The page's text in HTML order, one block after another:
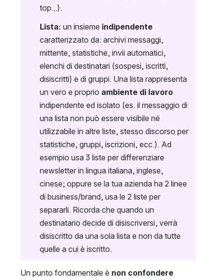
top...).
Lista: un insieme indipendente
caratterizzato da: archivi messaggi,
mittente, statistiche, invii automatici,
elenchi di destinatari (sospesi, iscritti,
disiscritti) e di gruppi. Una lista rappresenta
un vero e proprio ambiente di lavoro
indipendente ed isolato (es. il messaggio di
una lista non può essere visibile né
utilizzabile in altre liste, stesso discorso per
statistiche, gruppi, iscrizioni, ecc.). Ad
esempio usa 3 liste per differenziare
newsletter in lingua italiana, inglese,
cinese; oppure se la tua azienda ha 2 linee
di business/brand, usa le 2 liste per
separarli. Ricorda che quando un
destinatario decide di disiscriversi, verrà
disiscritto da una sola lista e non da tutte
quelle a cui è iscritto.
Un punto fondamentale è non confondere